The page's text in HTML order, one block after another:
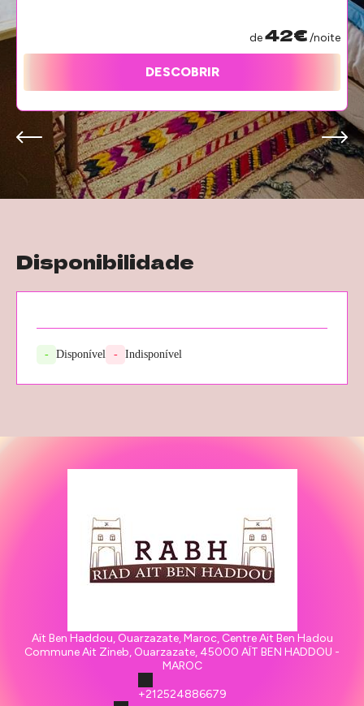
de42€/noite
DESCOBRIR
Disponibilidade
- Disponível - Indisponível
Aït Ben Haddou, Ouarzazate, Maroc, Centre Ait Ben Hadou
Commune Ait Zineb, Ouarzazate, 45000 AÏT BEN HADDOU -
MAROC
+212524886679